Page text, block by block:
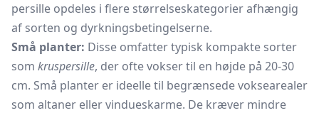
persille opdeles i flere størrelseskategorier afhængig
af sorten og dyrkningsbetingelserne.
Små planter: Disse omfatter typisk kompakte sorter
som kruspersille, der ofte vokser til en højde på 20-30
cm. Små planter er ideelle til begrænsede voksearealer
som altaner eller vindueskarme. De kræver mindre